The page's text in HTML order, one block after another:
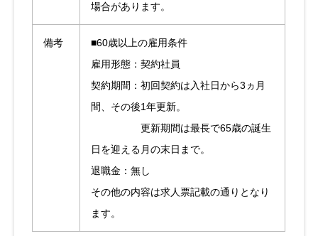
場合があります。
備考
■60歳以上の雇用条件
雇用形態：契約社員
契約期間：初回契約は入社日から3ヵ月
間、その後1年更新。
更新期間は最長で65歳の誕生
日を迎える月の末日まで。
退職金：無し
その他の内容は求人票記載の通りとなり
ます。